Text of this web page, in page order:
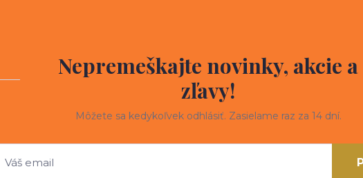
Nepremeškajte novinky, akcie a
zľavy!
Môžete sa kedykoľvek odhlásiť. Zasielame raz za 14 dní.